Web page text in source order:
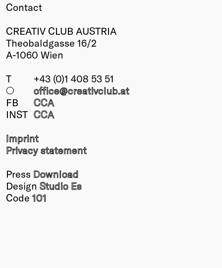
Contact
CREATIV CLUB AUSTRIA
Theobaldgasse 16/2
A-1060 Wien
T
+43 (0)1 408 53 51
○
office@creativclub.at
FB
CCA
INST CCA
Imprint
Privacy statement
Press Download
Design Studio Es
Code 101